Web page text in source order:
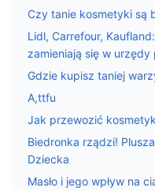
Czy tanie kosmetyki są
Lidl, Carrefour,
zamieniają się w
Gdzie kupisz taniej
A,ttfu
Jak przewozić
Biedronka rządzi!
Dziecka
Masło i jego wpływ na